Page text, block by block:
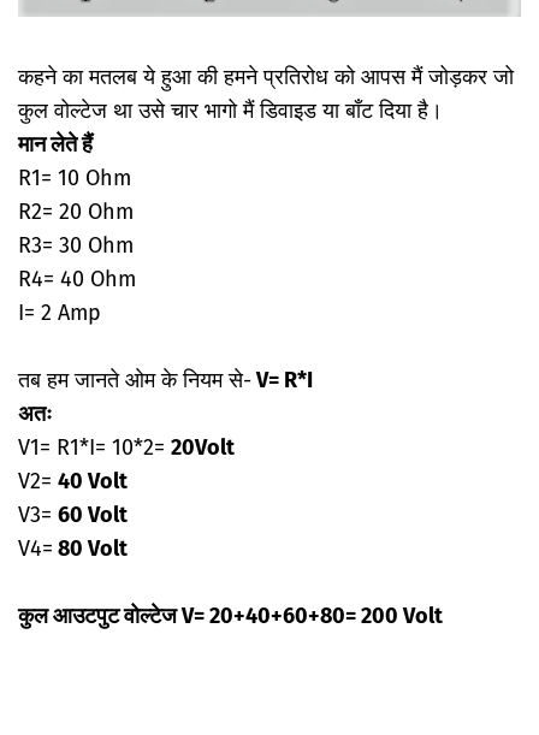
कहने का मतलब ये हुआ की हमने प्रतिरोध को आपस मैं जोड़कर जो
कुल वोल्टेज था उसे चार भागो मैं डिवाइड या बाँट दिया है।
मान लेते हैं
R1= 10 Ohm
R2= 20 Ohm
R3= 30 Ohm
R4= 40 Ohm
I= 2 Amp
तब हम जानते ओम के नियम से-V= R*I
अतः
V1= R1*I= 10*2= 20Volt
V2= 40 Volt
V3= 60 Volt
V4= 80 Volt
कुल आउटपुट वोल्टेज V= 20+40+60+80= 200 Volt